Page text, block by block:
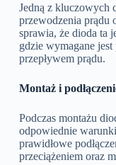
Jedną z kluczowych
przewodzenia prądu
sprawia, że dioda ta
gdzie wymagane
przepływem prądu.
Montaż i
Podczas montażu
odpowiednie
prawidłowe
przeciążeniem oraz